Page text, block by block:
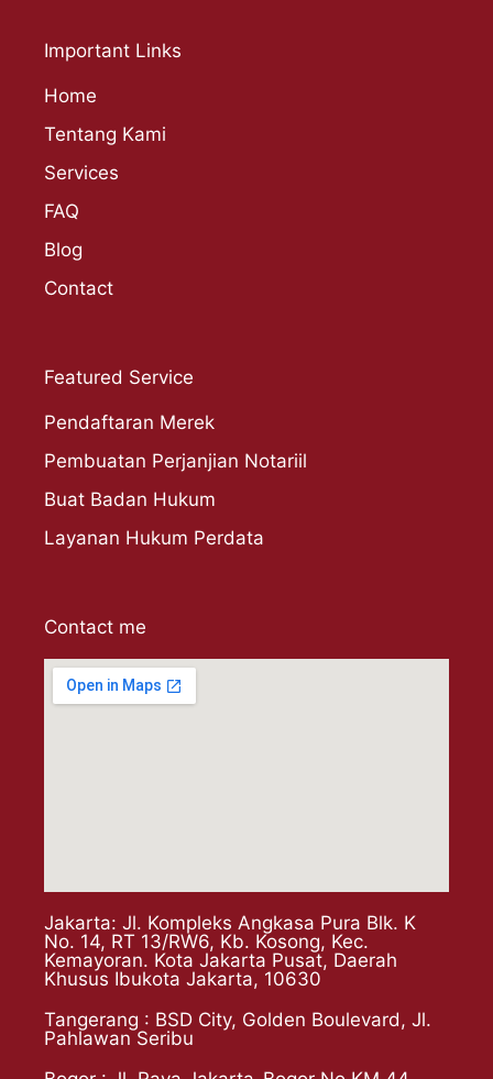
Important Links
Home
Tentang Kami
Services
FAQ
Blog
Contact
Featured Service
Pendaftaran Merek
Pembuatan Perjanjian Notariil
Buat Badan Hukum
Layanan Hukum Perdata
Contact me
Jakarta: Jl. Kompleks Angkasa Pura Blk. K
No. 14, RT 13/RW6, Kb. Kosong, Kec.
Kemayoran. Kota Jakarta Pusat, Daerah
Khusus Ibukota Jakarta, 10630
Tangerang : BSD City, Golden Boulevard, Jl.
Pahlawan Seribu